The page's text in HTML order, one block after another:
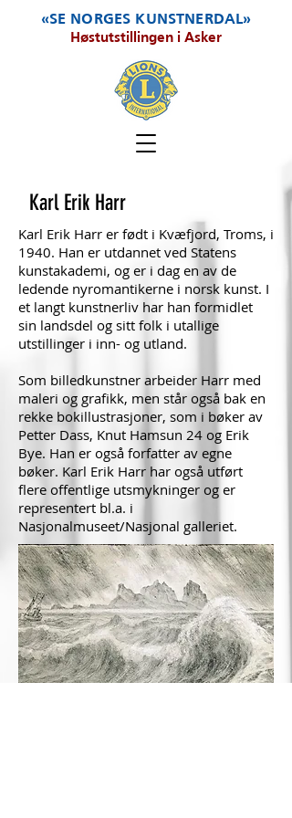
«SE NORGES KUNSTNERDAL»
Høstutstillingen i Asker
Karl Erik Harr
Karl Erik Harr er født i Kvæfjord, Troms, i
1940. Han er utdannet ved Statens
kunstakademi, og er i dag en av de
ledende nyromantikerne i norsk kunst. I
et langt kunstnerliv har han formidlet
sin landsdel og sitt folk i utallige
utstillinger i inn- og utland.
Som billedkunstner arbeider Harr med
maleri og grafikk, men står også bak en
rekke bokillustrasjoner, som i bøker av
Petter Dass, Knut Hamsun 24 og Erik
Bye. Han er også forfatter av egne
bøker. Karl Erik Harr har også utført
flere offentlige utsmykninger og er
representert bl.a. i
Nasjonalmuseet/Nasjonal galleriet.